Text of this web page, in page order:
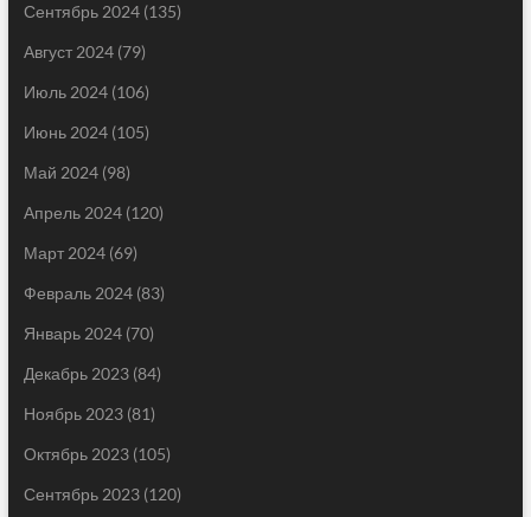
Сентябрь 2024(135)
Август 2024(79)
Июль 2024(106)
Июнь 2024(105)
Май 2024(98)
Апрель 2024(120)
Март 2024(69)
Февраль 2024(83)
Январь 2024(70)
Декабрь 2023(84)
Ноябрь 2023(81)
Октябрь 2023(105)
Сентябрь 2023(120)